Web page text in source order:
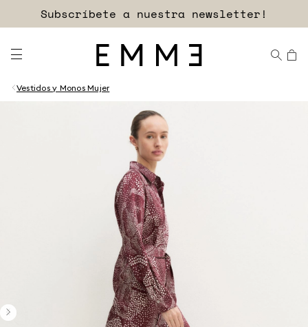
Subscríbete a nuestra newsletter!
Vestidos y Monos Mujer